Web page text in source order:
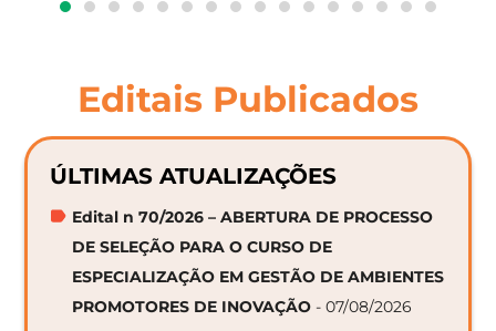
Editais Publicados
ÚLTIMAS ATUALIZAÇÕES
Edital n 70/2026 – ABERTURA DE PROCESSO
DE SELEÇÃO PARA O CURSO DE
ESPECIALIZAÇÃO EM GESTÃO DE AMBIENTES
PROMOTORES DE INOVAÇÃO - 07/08/2026